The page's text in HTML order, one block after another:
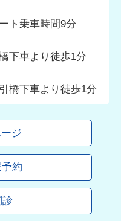
ト乗車時間9分
下車より徒歩1分
橋下車より徒歩1分
ジ
約
診